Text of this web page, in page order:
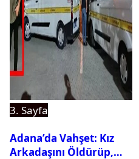
3. Sayfa
Adana’da Vahşet: Kız
Arkadaşını Öldürüp,